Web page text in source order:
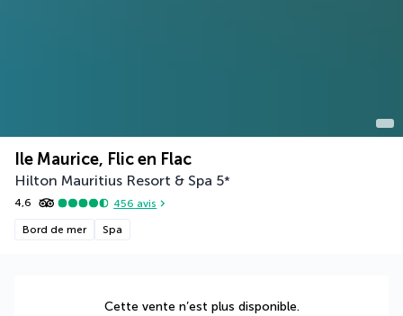
Ile Maurice, Flic en Flac
Hilton Mauritius Resort & Spa 5*
4,6 456 avis
Bord de mer Spa
Cette vente n’est plus disponible.